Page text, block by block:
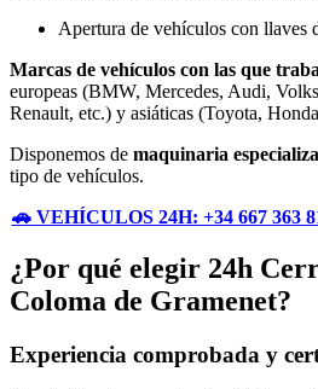
Apertura de vehículos con llaves
Marcas de vehículos con las que
europeas (BMW, Mercedes, Audi,
Renault, etc.) y asiáticas (Toyota,
Disponemos de maquinaria
tipo de vehículos.
🚗 VEHÍCULOS 24H: +34 667 363
¿Por qué elegir 24h
Coloma de Gramenet?
Experiencia comprobada y